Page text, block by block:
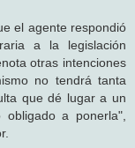
el agente respondió
a la legislación
otras intenciones
no tendrá tanta
que dé lugar a un
a ponerla",